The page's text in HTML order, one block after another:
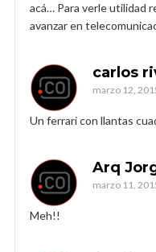
acá… Para verle utilidad
avanzar en
carlos
marzo 12,
Un ferrari con llantas
Arq
marzo 11,
Meh!!